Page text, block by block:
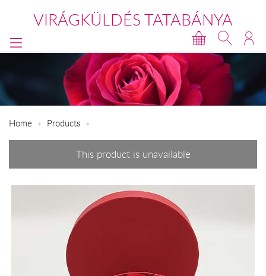
VIRÁGKÜLDÉS TATABÁNYA
Home Products
This product is unavailable